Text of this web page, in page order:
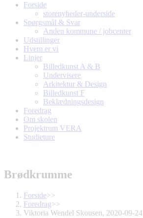
Forside
storenyheder-underside
Spørgsmål & Svar
Anden kommune / jobcenter
Udstillinger
Hvem er vi
Linjer
Billedkunst A & B
Undervisere
Arkitektur & Design
Billedkunst F
Beklædningsdesign
Foredrag
Om skolen
Projektrum VERA
Studieture
Brødkrumme
Forside>>
Foredrag>>
Viktoria Wendel Skousen, 2020-09-24